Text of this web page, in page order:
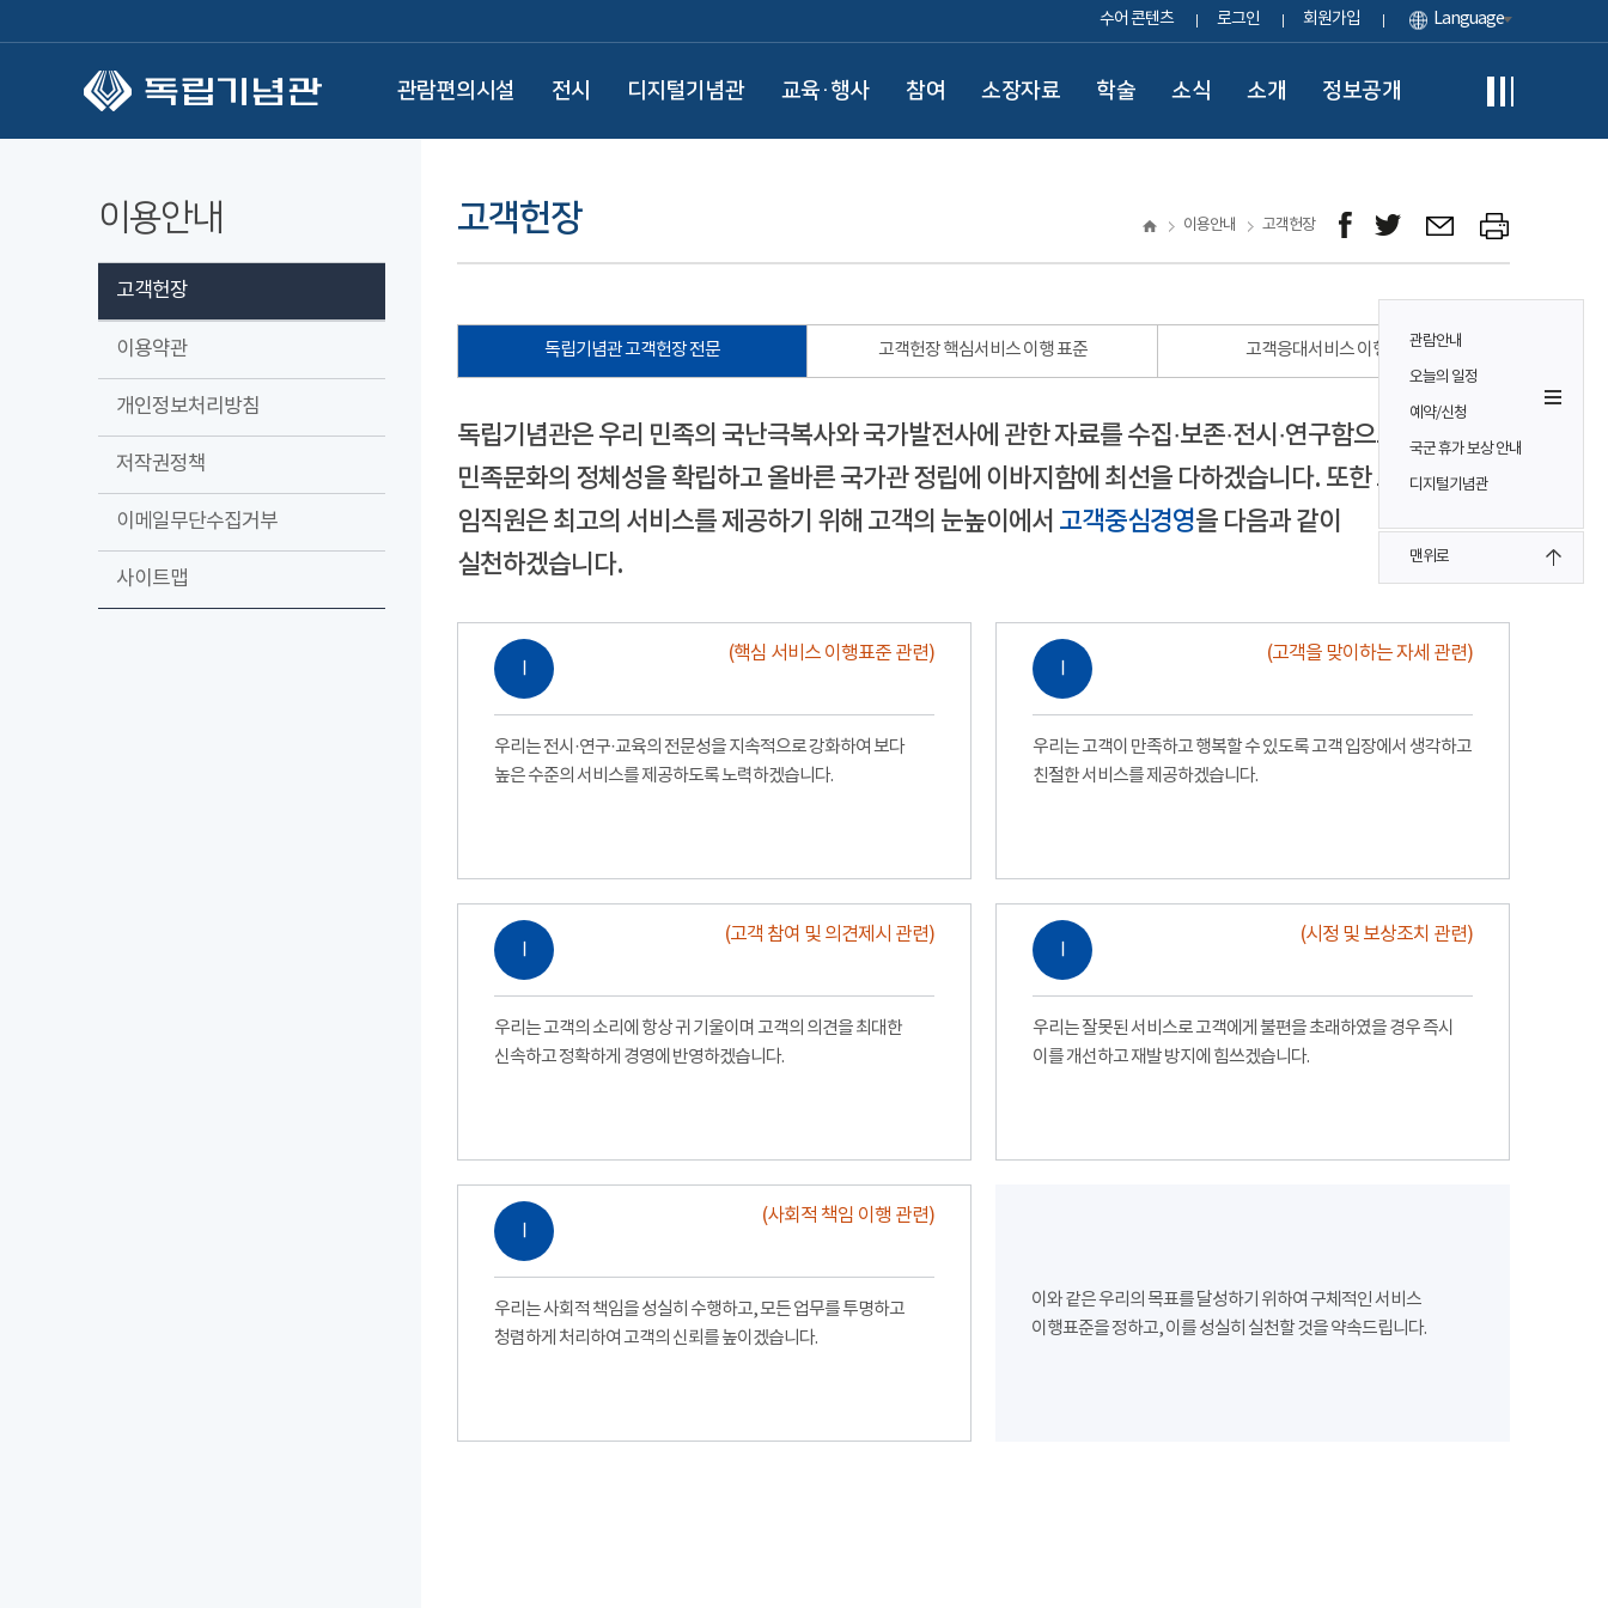
수어 콘텐츠 로그인 회원가입 Language
관람편의시설 전시 디지털기념관 교육·행사 참여 소장자료 학술 소식 소개 정보공개
관람안내
오늘의 일정
예약/신청
국군 휴가 보상 안내
디지털기념관
맨위로
이용안내
고객헌장
이용약관
개인정보처리방침
저작권정책
이메일무단수집거부
사이트맵
고객헌장 이용안내 고객헌장
독립기념관 고객헌장 전문 고객헌장 핵심서비스 이행 표준 고객응대서비스 이행 표준
독립기념관은 우리 민족의 국난극복사와 국가발전사에 관한 자료를 수집·보존·전시·연구함으로써
민족문화의 정체성을 확립하고 올바른 국가관 정립에 이바지함에 최선을 다하겠습니다. 또한 모든
임직원은 최고의 서비스를 제공하기 위해 고객의 눈높이에서 고객중심경영을 다음과 같이
실천하겠습니다.
Ⅰ
(핵심 서비스 이행표준 관련)
우리는 전시·연구·교육의 전문성을 지속적으로 강화하여 보다
높은 수준의 서비스를 제공하도록 노력하겠습니다.
Ⅰ
(고객을 맞이하는 자세 관련)
우리는 고객이 만족하고 행복할 수 있도록 고객 입장에서 생각하고
친절한 서비스를 제공하겠습니다.
Ⅰ
(고객 참여 및 의견제시 관련)
우리는 고객의 소리에 항상 귀 기울이며 고객의 의견을 최대한
신속하고 정확하게 경영에 반영하겠습니다.
Ⅰ
(시정 및 보상조치 관련)
우리는 잘못된 서비스로 고객에게 불편을 초래하였을 경우 즉시
이를 개선하고 재발 방지에 힘쓰겠습니다.
Ⅰ
(사회적 책임 이행 관련)
우리는 사회적 책임을 성실히 수행하고, 모든 업무를 투명하고
청렴하게 처리하여 고객의 신뢰를 높이겠습니다.
이와 같은 우리의 목표를 달성하기 위하여 구체적인 서비스
이행표준을 정하고, 이를 성실히 실천할 것을 약속드립니다.